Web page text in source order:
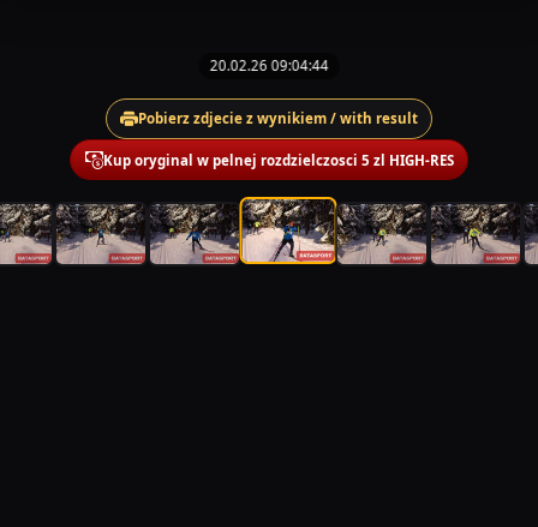
20.02.26 09:04:44
Pobierz zdjecie z wynikiem / with result
Kup oryginal w pelnej rozdzielczosci 5 zl HIGH-RES